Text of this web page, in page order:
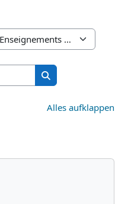
Kurse suchen
Kurse suchen
Alles aufklappen